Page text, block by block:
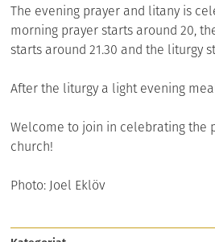
The evening prayer and litany is
morning prayer starts around 20,
starts around 21.30 and the liturgy
After the liturgy a light evening
Welcome to join in celebrating the
church!
Photo: Joel Eklöv